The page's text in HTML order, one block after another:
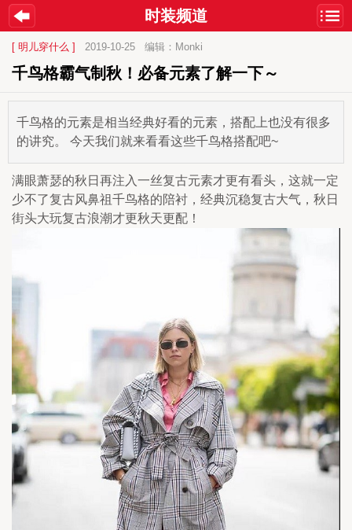
时装频道
[ 明儿穿什么 ] 2019-10-25 编辑：Monki
千鸟格霸气制秋！必备元素了解一下～
千鸟格的元素是相当经典好看的元素，搭配上也没有很多
的讲究。 今天我们就来看看这些千鸟格搭配吧~
满眼萧瑟的秋日再注入一丝复古元素才更有看头，这就一定
少不了复古风鼻祖千鸟格的陪衬，经典沉稳复古大气，秋日
街头大玩复古浪潮才更秋天更配！